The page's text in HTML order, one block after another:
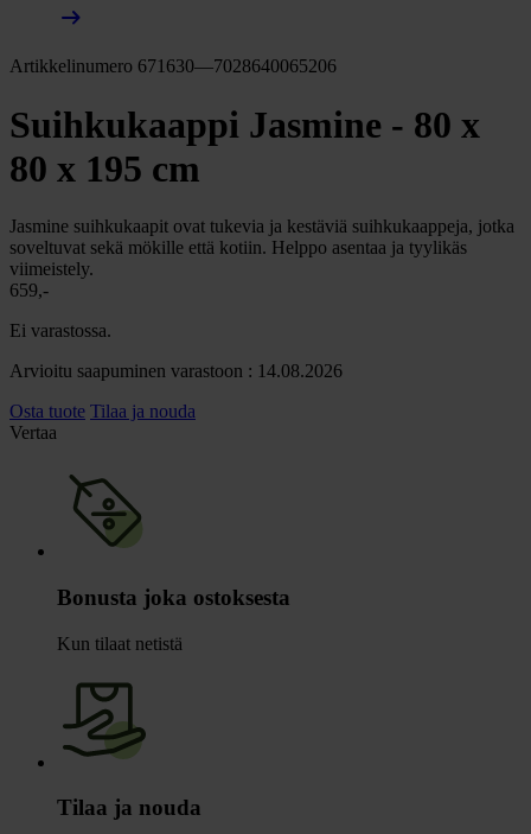
arrow_right_alt
Artikkelinumero 671630—7028640065206
Suihkukaappi Jasmine - 80 x
80 x 195 cm
Jasmine suihkukaapit ovat tukevia ja kestäviä suihkukaappeja, jotka
soveltuvat sekä mökille että kotiin. Helppo asentaa ja tyylikäs
viimeistely.
659,-
Ei varastossa.
Arvioitu saapuminen varastoon : 14.08.2026
Osta tuote Tilaa ja nouda
Vertaa
Bonusta joka ostoksesta
Kun tilaat netistä
Tilaa ja nouda